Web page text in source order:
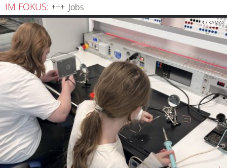
Bauen
und
Wohnen
Freizeit
Gesellschaft
Gesundheit
Kultur
Lifestyle
Wirtschaft
IM FOKUS: Jobs
© KAMAX